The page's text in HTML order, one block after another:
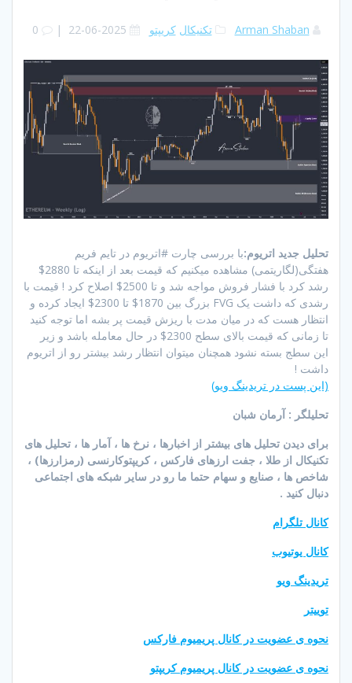
Arman Shaban تکنیکال کریپتو 2025-06-22
|
0
تحلیل جدید اتریوم:با بررسی چارت #اتریوم در تایم فریم
هفتگی(لگاریتمی) مشاهده میکنیم که قیمت بعد از اینکه تا 2880$
رشد کرد با فشار فروش مواجه شد و تا 2500$ اصلاح کرد ! قیمت با
رشدی که داشت یک FVG بزرگ بین 1870$ تا 2300$ ایجاد کرده و
انتظار هست که در میان مدت با ریزش قیمت پر بشه اما توجه کنید
تا زمانی که قیمت بالای سطح 2300$ در حال معامله باشد و زیر
این سطج بسته نشود همچنان میتوان انتظار رشد بیشتر رو از اتریوم
داشت !
(این پست در تریدینگ ویو)
تحلیلگر : آرمان شبان
برای دیدن تحلیل های بیشتر از اخبارها ، نرخ ها ، آمار ها ، تحلیل های
تکنیکال از طلا ، جفت ارزهای فارکس ، کریپتوکارنسی (رمزارزها) ،
شاخص ها ، صنایع و سهام حتما ما رو در سایر شبکه های اجتماعی
دنبال کنید .
کانال تلگرام
کانال یوتیوب
تریدینگ ویو
توییتر
نحوه ی عضویت در کانال پریمیوم فارکس
نحوه ی عضویت در کانال پریمیوم کریپتو